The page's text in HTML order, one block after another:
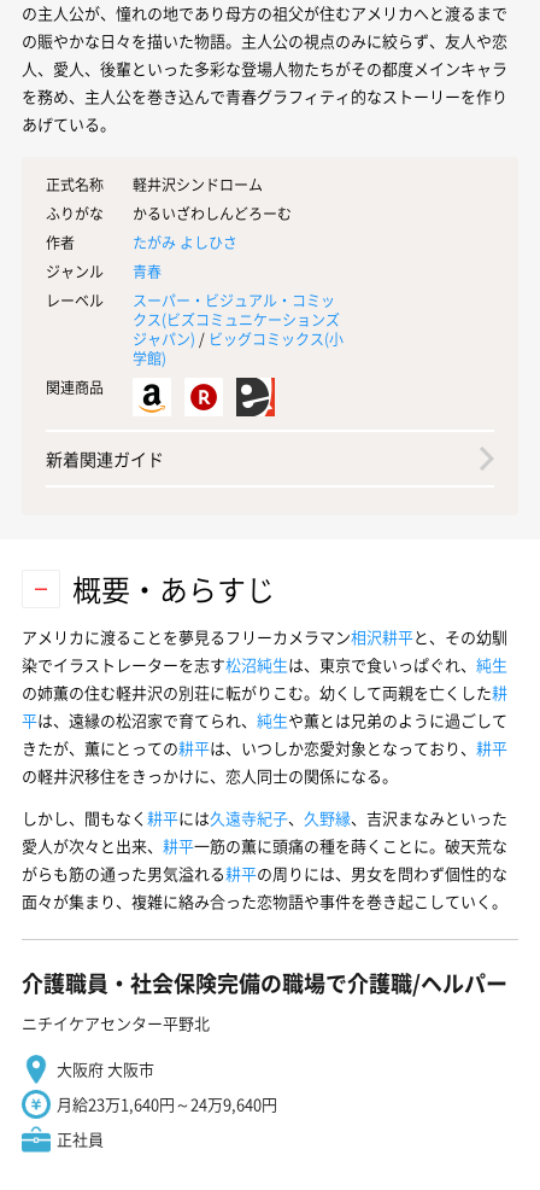
の主人公が、憧れの地であり母方の祖父が住むアメリカへと渡るまで
の賑やかな日々を描いた物語。主人公の視点のみに絞らず、友人や恋
人、愛人、後輩といった多彩な登場人物たちがその都度メインキャラ
を務め、主人公を巻き込んで青春グラフィティ的なストーリーを作り
あげている。
正式名称
軽井沢シンドローム
ふりがな
かるいざわしんどろーむ
作者
たがみ よしひさ
ジャンル
青春
レーベル
スーパー・ビジュアル・コミッ
クス(ビズコミュニケーションズ
ジャパン) / ビッグコミックス(小
学館)
関連商品
新着関連ガイド
概要・あらすじ
アメリカに渡ることを夢見るフリーカメラマン相沢耕平と、その幼馴
染でイラストレーターを志す松沼純生は、東京で食いっぱぐれ、 純生
の姉薫の住む軽井沢の別荘に転がりこむ。幼くして両親を亡くした耕
平は、遠縁の松沼家で育てられ、 純生や薫とは兄弟のように過ごして
きたが、薫にとっての耕平は、いつしか恋愛対象となっており、 耕平
の軽井沢移住をきっかけに、恋人同士の関係になる。
しかし、間もなく 耕平には久遠寺紀子、 久野縁、吉沢まなみといった
愛人が次々と出来、 耕平一筋の薫に頭痛の種を蒔くことに。破天荒な
がらも筋の通った男気溢れる耕平の周りには、男女を問わず個性的な
面々が集まり、複雑に絡み合った恋物語や事件を巻き起こしていく。
介護職員・社会保険完備の職場で介護職/ヘルパー
ニチイケアセンター平野北
大阪府 大阪市
月給23万1,640円～24万9,640円
正社員